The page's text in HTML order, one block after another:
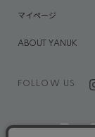
FOLLOW US
マイページ
ABOUT YANUK